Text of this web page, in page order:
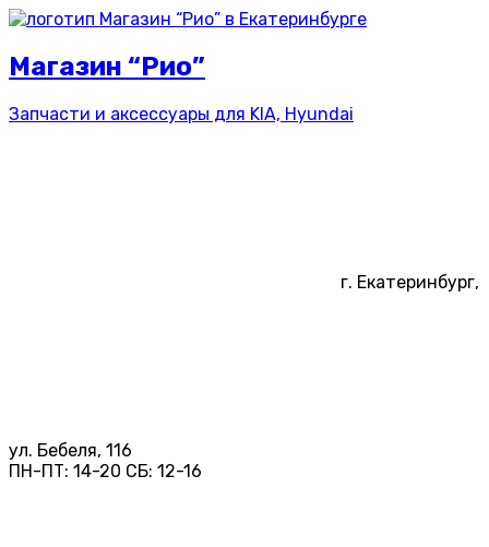
Магазин “Рио”
Запчасти и аксессуары для KIA, Hyundai
г. Екатеринбург,
ул. Бебеля, 116
ПН-ПТ: 14-20 СБ: 12-16